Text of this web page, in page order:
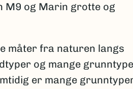
M9 og Marin grotte og
måter fra naturen langs
og mange
er mange